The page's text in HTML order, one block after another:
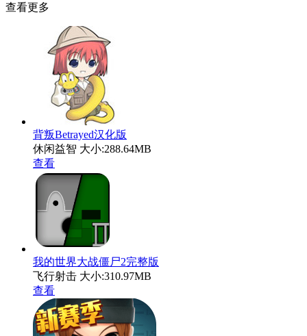
查看更多
背叛Betrayed汉化版
休闲益智 大小:288.64MB
查看
我的世界大战僵尸2完整版
飞行射击 大小:310.97MB
查看